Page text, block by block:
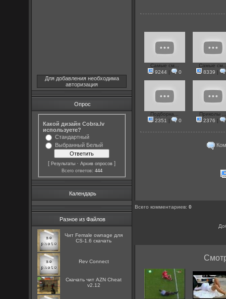
Для добавления необходима
авторизация
Опрос
Какой дизайн Cobra.lv
используете?
Стандартный
Выбранный Белый
[Результаты ·Архив опросов ]
Всего ответов: 444
Календарь
Разное из Файлов
Чит Female ownage для
CS-1.6 скачать
Rev Connect
Скачать чит AZN Cheat
v2.12
Самые см...
9244| 0
Самые
8339 |
Подборка...
2351 | 0
Приколы
2376 |
Всего комментариев:0